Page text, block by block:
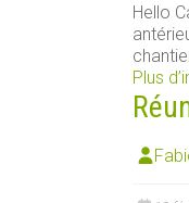
Hello
Plus